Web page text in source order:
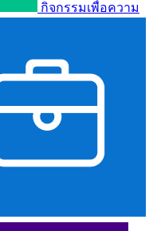
กิจกรรมเพื่อความ